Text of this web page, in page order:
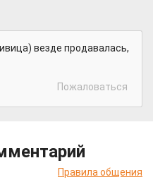
везде продавалась,
Пожаловаться
Правила общения